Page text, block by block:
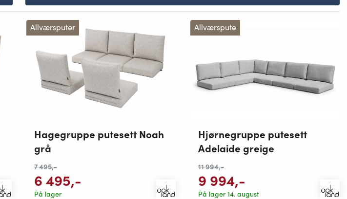
Allværsputer
Hagegruppe putesett Noah
grå
7 495,-
6 495,-
På lager
Allværspute
Hjørnegruppe putesett
Adelaide greige
11 994,-
9 994,-
På lager 14. august